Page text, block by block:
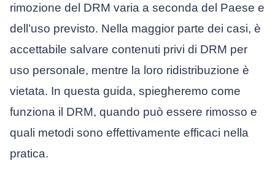
rimozione del DRM varia a seconda del Paese e
dell’uso previsto. Nella maggior parte dei casi, è
accettabile salvare contenuti privi di DRM per
uso personale, mentre la loro ridistribuzione è
vietata. In questa guida, spiegheremo come
funziona il DRM, quando può essere rimosso e
quali metodi sono effettivamente efficaci nella
pratica.